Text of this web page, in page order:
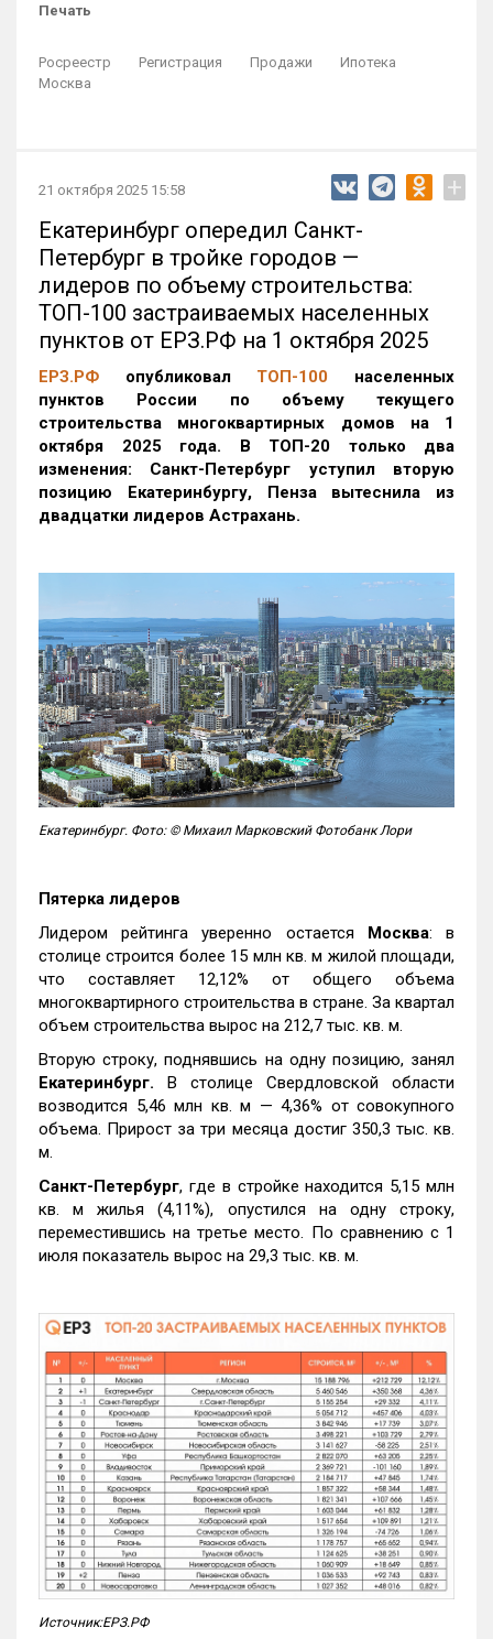
Печать
Росреестр Регистрация Продажи
Ипотека
Москва
21 октября 2025 15:58 +
Екатеринбург опередил Санкт-
Петербург в тройке городов —
лидеров по объему строительства:
ТОП-100 застраиваемых населенных
пунктов от ЕРЗ.РФ на 1 октября 2025
ЕРЗ.РФ опубликовал ТОП-100 населенных
пунктов России по объему текущего
строительства многоквартирных домов на 1
октября 2025 года. В ТОП-20 только два
изменения: Санкт-Петербург уступил вторую
позицию Екатеринбургу, Пенза вытеснила из
двадцатки лидеров Астрахань.
Екатеринбург. Фото: © Михаил Марковский Фотобанк Лори
Пятерка лидеров
Лидером рейтинга уверенно остается Москва: в
столице строится более 15 млн кв. м жилой площади,
что составляет 12,12% от общего объема
многоквартирного строительства в стране. За квартал
объем строительства вырос на 212,7 тыс. кв. м.
Вторую строку, поднявшись на одну позицию, занял
Екатеринбург. В столице Свердловской области
возводится 5,46 млн кв. м — 4,36% от совокупного
объема. Прирост за три месяца достиг 350,3 тыс. кв.
м.
Санкт-Петербург, где в стройке находится 5,15 млн
кв. м жилья (4,11%), опустился на одну строку,
переместившись на третье место. По сравнению с 1
июля показатель вырос на 29,3 тыс. кв. м.
Источник:ЕРЗ.РФ